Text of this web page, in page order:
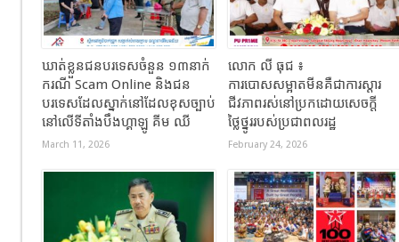
ឃាត់ខ្លួនជនបរទេសចំនួន ១៣នាក់
ករណី Scam Online និងជន
បរទេសដែលស្នាក់នៅដែលខុសច្បាប់
នៅលើទីតាំងបឹងហ្គាឡូ គីម ឈី
March 11, 2026
លោក លី ធុជ ៖
ការបោសសម្អាតមីនគឺជាការស្តារ
ជីវភាពរស់នៅប្រកដោយសេចក្តី
ថ្លៃថ្នូររបស់ប្រជាពលរដ្ឋ
February 24, 2026